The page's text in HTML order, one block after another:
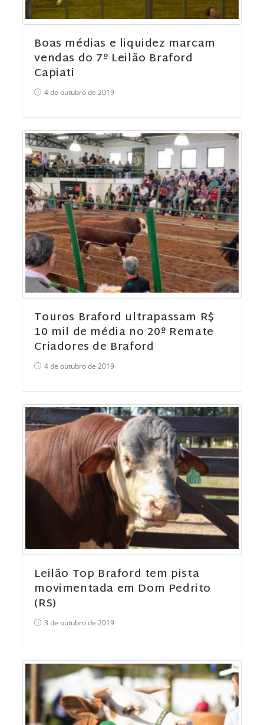
Boas médias e liquidez marcam
vendas do 7º Leilão Braford
Capiati
4 de outubro de 2019
Touros Braford ultrapassam R$
10 mil de média no 20º Remate
Criadores de Braford
4 de outubro de 2019
Leilão Top Braford tem pista
movimentada em Dom Pedrito
(RS)
3 de outubro de 2019